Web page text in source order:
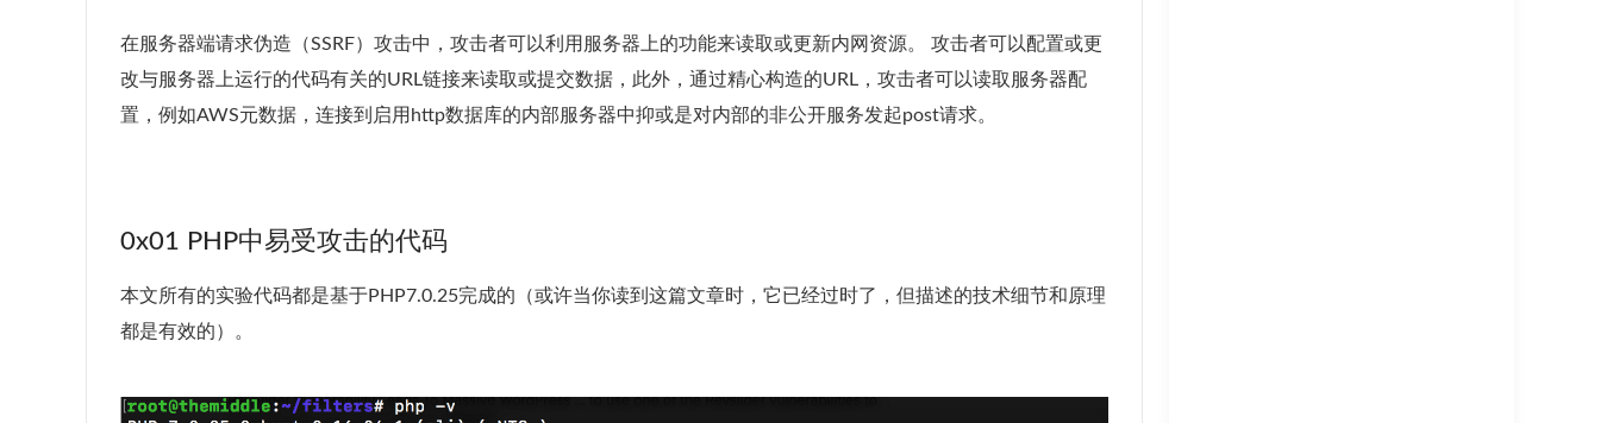
在服务器端请求伪造（SSRF）攻击中，攻击者可以利用服务器上的功能来读取或更新内网资源。 攻击者可以配置或更
改与服务器上运行的代码有关的URL链接来读取或提交数据，此外，通过精心构造的URL，攻击者可以读取服务器配
置，例如AWS元数据，连接到启用http数据库的内部服务器中抑或是对内部的非公开服务发起post请求。
0x01 PHP中易受攻击的代码
本文所有的实验代码都是基于PHP7.0.25完成的（或许当你读到这篇文章时，它已经过时了，但描述的技术细节和原理
都是有效的）。